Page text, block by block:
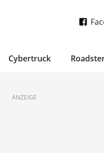
Cybertruck
ANZEIGE